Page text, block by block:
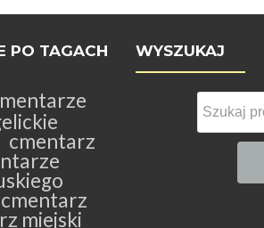
PO TAGACH
cmentarz
cmentarz
miejski
WYSZUKAJ
Szukaj: